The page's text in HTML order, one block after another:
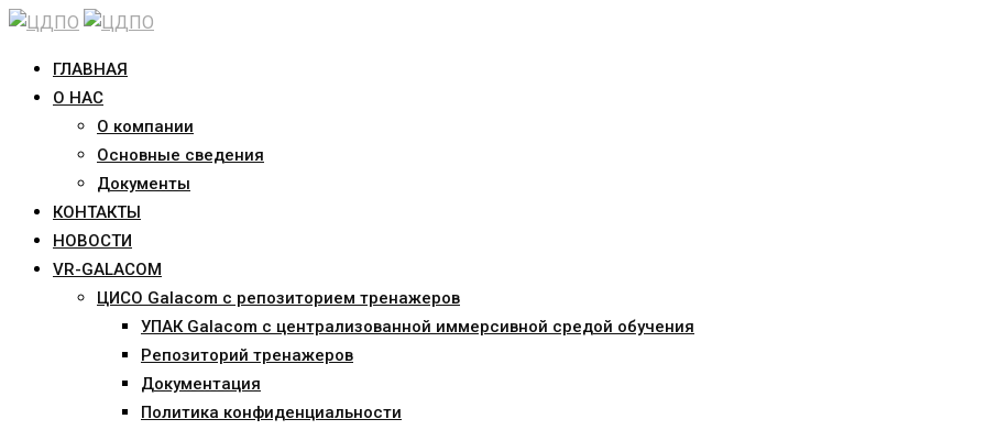
Skip
contentГЛАВНАЯ
О НАС
О компании
Основные сведения
Документы
КОНТАКТЫ
НОВОСТИ
VR-GALACOM
ЦИСО Galacom с репозиторием тренажеров
УПАК Galacom с централизованной иммерсивной средой обучения
Репозиторий тренажеров
Документация
Политика конфиденциальности